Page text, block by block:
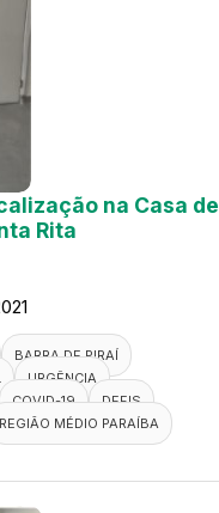
na Casa de
Rita
BARRA DE PIRAÍ
URGÊNCIA
COVID-19
DEFIS
REGIÃO MÉDIO PARAÍBA